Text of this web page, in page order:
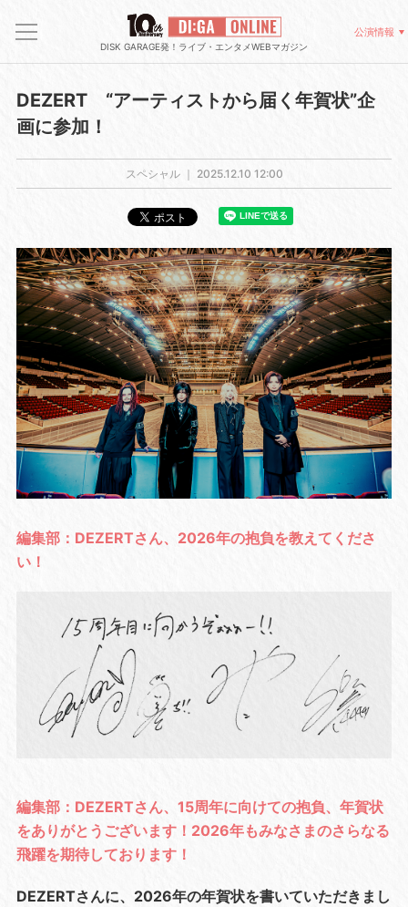
DISK GARAGE発！ライブ・エンタメWEBマガジン
公演情報
DEZERT “アーティストから届く年賀状”企
画に参加！
スペシャル ｜ 2025.12.10 12:00
編集部：DEZERTさん、2026年の抱負を教えてくださ
い！
編集部：DEZERTさん、15周年に向けての抱負、年賀状
をありがとうございます！2026年もみなさまのさらなる
飛躍を期待しております！
DEZERTさんに、2026年の年賀状を書いていただきまし